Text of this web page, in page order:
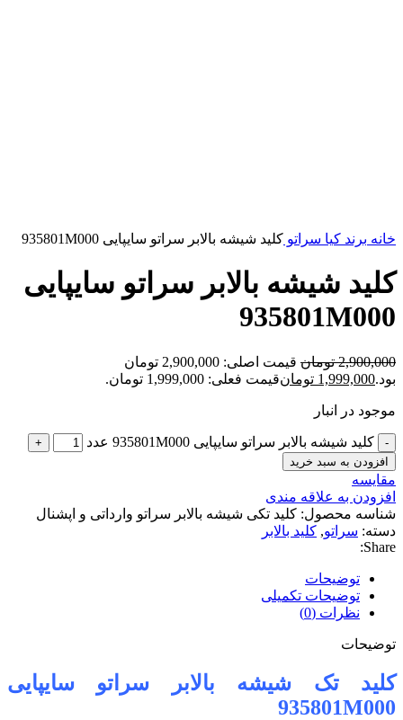
خانه برند کیا سراتو کلید شیشه بالابر سراتو سایپایی 935801M000
کلید شیشه بالابر سراتو سایپایی
935801M000
2,900,000 تومان
قیمت اصلی: 2,900,000 تومان
بود.1,999,000 تومانقیمت فعلی: 1,999,000 تومان.
موجود در انبار
کلید شیشه بالابر سراتو سایپایی 935801M000 عدد
افزودن به سبد خرید
مقایسه
افزودن به علاقه مندی
شناسه محصول: کلید تکی شیشه بالابر سراتو وارداتی و اپشنال
دسته: سراتو, کلید بالابر
Share:
توضیحات
توضیحات تکمیلی
نظرات (0)
توضیحات
کلید تک شیشه بالابر سراتو سایپایی
935801M000